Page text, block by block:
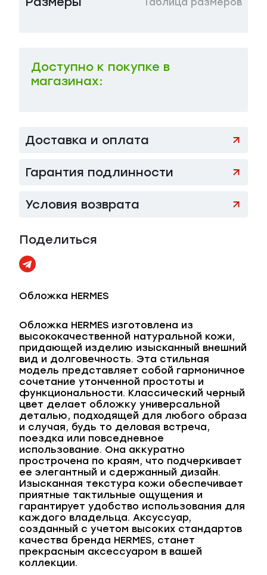
Доступно к покупке в
магазинах:
Доставка и оплата
Гарантия подлинности
Условия возврата
Поделиться
Обложка HERMES
Обложка HERMES изготовлена из
высококачественной натуральной кожи,
придающей изделию изысканный внешний
вид и долговечность. Эта стильная
модель представляет собой гармоничное
сочетание утонченной простоты и
функциональности. Классический черный
цвет делает обложку универсальной
деталью, подходящей для любого образа
и случая, будь то деловая встреча,
поездка или повседневное
использование. Она аккуратно
прострочена по краям, что подчеркивает
ее элегантный и сдержанный дизайн.
Изысканная текстура кожи обеспечивает
приятные тактильные ощущения и
гарантирует удобство использования для
каждого владельца. Аксуссуар,
созданный с учетом высоких стандартов
качества бренда HERMES, станет
прекрасным аксессуаром в вашей
коллекции.